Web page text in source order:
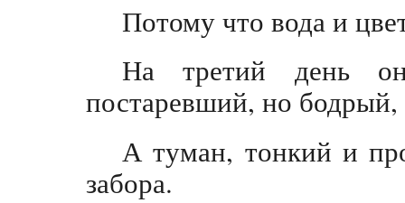
Потому что вода и
На третий день
постаревший, но
А туман, тонкий и
забора.